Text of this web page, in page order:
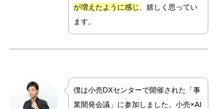
が増えたように感じ
、嬉しく思ってい
ます。
僕は小売DXセンターで開催された「事
業開発会議」に参加しました。小売×AI